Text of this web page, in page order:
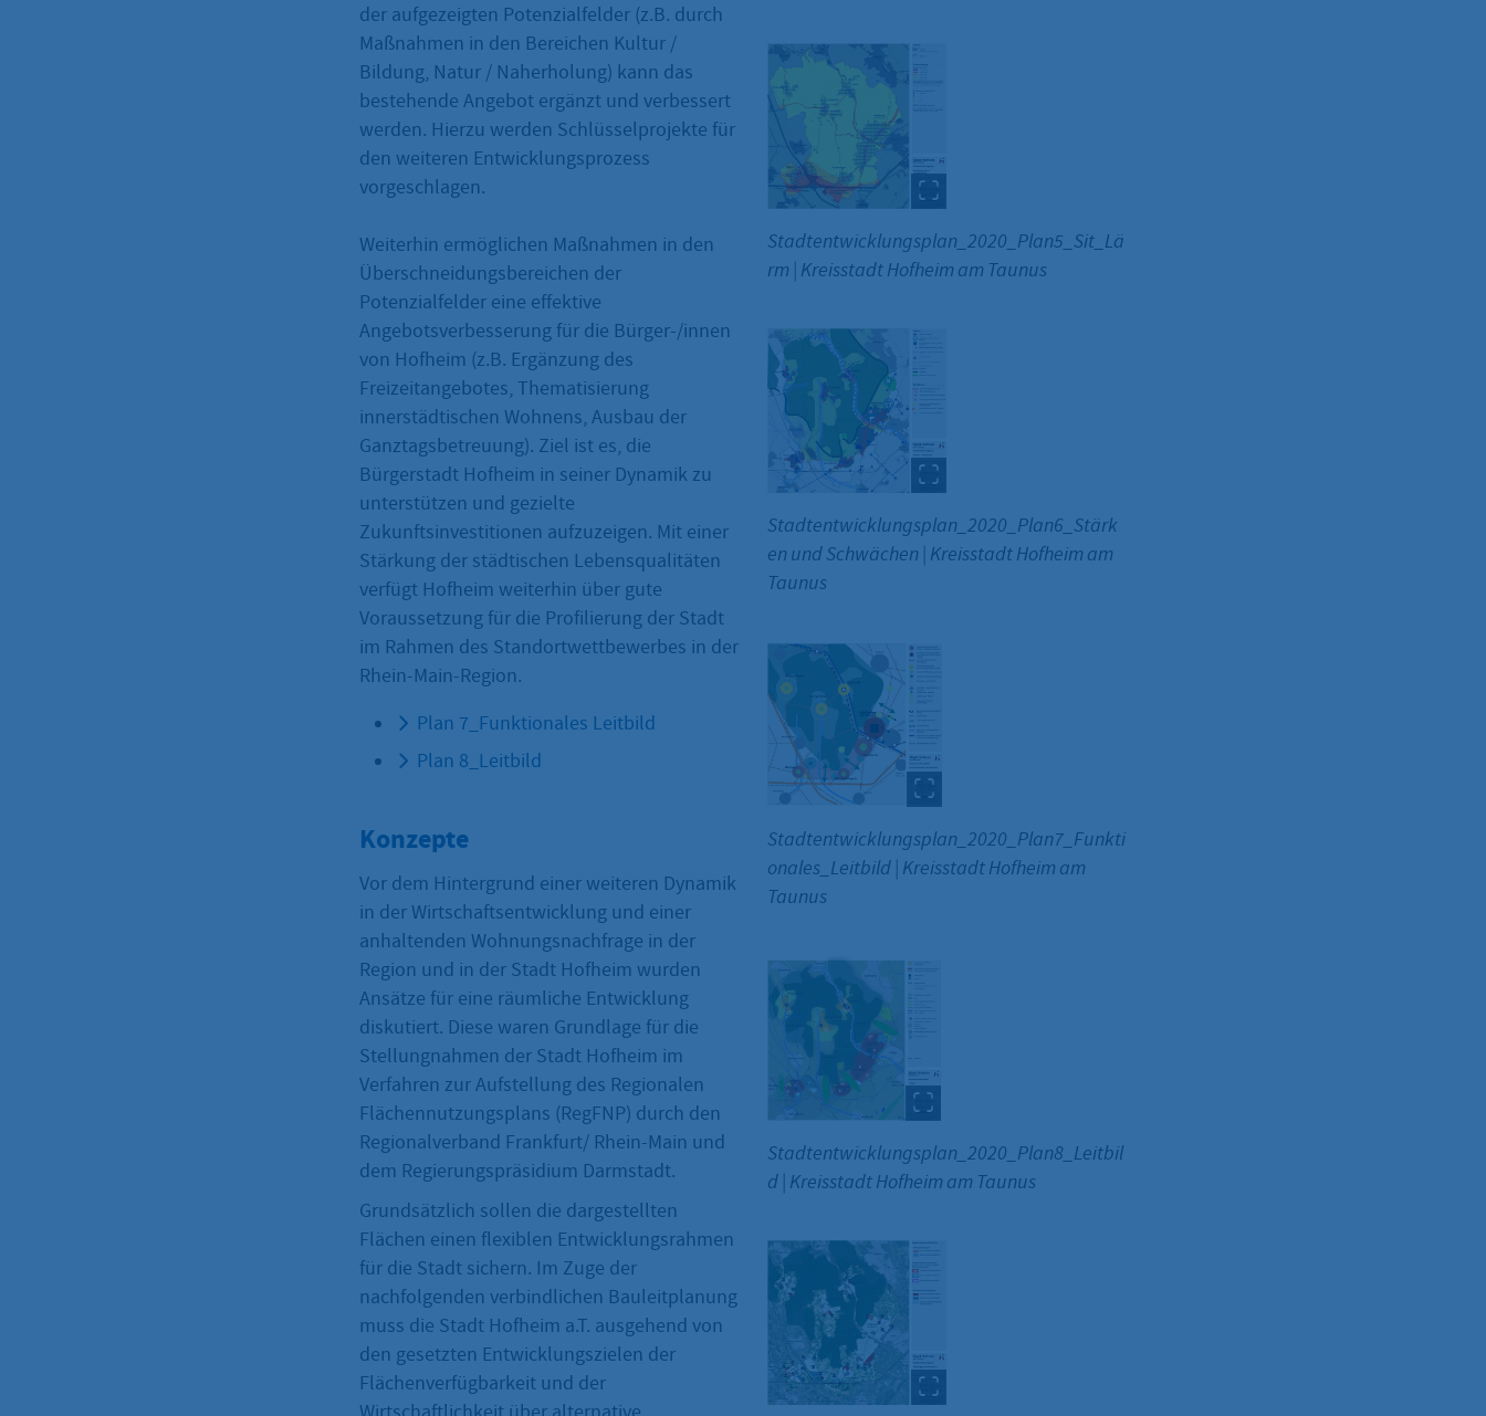
Stadtentwicklungsplan_2020_Plan5_Sit_Lä
rm Kreisstadt Hofheim am Taunus
Stadtentwicklungsplan_2020_Plan6_Stärk
en und Schwächen Kreisstadt Hofheim am
Taunus
Stadtentwicklungsplan_2020_Plan7_Funkti
onales_Leitbild Kreisstadt Hofheim am
Taunus
Stadtentwicklungsplan_2020_Plan8_Leitbil
d | Kreisstadt Hofheim am Taunus
der aufgezeigten Potenzialfelder (z.B. durch
Maßnahmen in den Bereichen Kultur /
Bildung, Natur / Naherholung) kann das
bestehende Angebot ergänzt und verbessert
werden. Hierzu werden Schlüsselprojekte für
den weiteren Entwicklungsprozess
vorgeschlagen.
Weiterhin ermöglichen Maßnahmen in den
Überschneidungsbereichen der
Potenzialfelder eine effektive
Angebotsverbesserung für die Bürger-/innen
von Hofheim (z.B. Ergänzung des
Freizeitangebotes, Thematisierung
innerstädtischen Wohnens, Ausbau der
Ganztagsbetreuung). Ziel ist es, die
Bürgerstadt Hofheim in seiner Dynamik zu
unterstützen und gezielte
Zukunftsinvestitionen aufzuzeigen. Mit einer
Stärkung der städtischen Lebensqualitäten
verfügt Hofheim weiterhin über gute
Voraussetzung für die Profilierung der Stadt
im Rahmen des Standortwettbewerbes in der
Rhein-Main-Region.
Plan 7_Funktionales Leitbild
Plan 8_Leitbild
Konzepte
Vor dem Hintergrund einer weiteren Dynamik
in der Wirtschaftsentwicklung und einer
anhaltenden Wohnungsnachfrage in der
Region und in der Stadt Hofheim wurden
Ansätze für eine räumliche Entwicklung
diskutiert. Diese waren Grundlage für die
Stellungnahmen der Stadt Hofheim im
Verfahren zur Aufstellung des Regionalen
Flächennutzungsplans (RegFNP) durch den
Regionalverband Frankfurt/ Rhein-Main und
dem Regierungspräsidium Darmstadt.
Grundsätzlich sollen die dargestellten
Flächen einen flexiblen Entwicklungsrahmen
für die Stadt sichern. Im Zuge der
nachfolgenden verbindlichen Bauleitplanung
muss die Stadt Hofheim a.T. ausgehend von
den gesetzten Entwicklungszielen der
Flächenverfügbarkeit und der